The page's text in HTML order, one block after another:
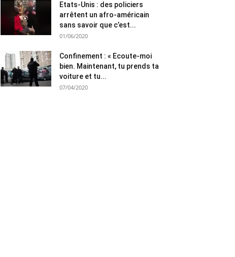
Etats-Unis : des policiers
arrêtent un afro-américain
sans savoir que c’est...
01/06/2020
Confinement : « Ecoute-moi
bien. Maintenant, tu prends ta
voiture et tu...
07/04/2020